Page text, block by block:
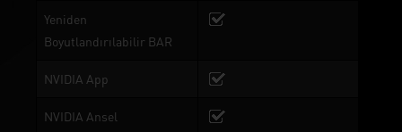
Yeniden
Boyutlandırılabilir BAR
NVIDIA App
NVIDIA Ansel